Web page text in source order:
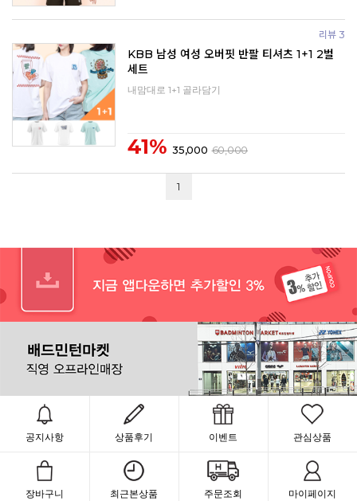
리뷰 3
KBB 남성 여성 오버핏 반팔 티셔츠 1+1 2벌
세트
내맘대로 1+1 골라담기
41% 35,000 60,000
1
공지사항 상품후기 이벤트 관심상품
장바구니 최근본상품 주문조회 마이페이지